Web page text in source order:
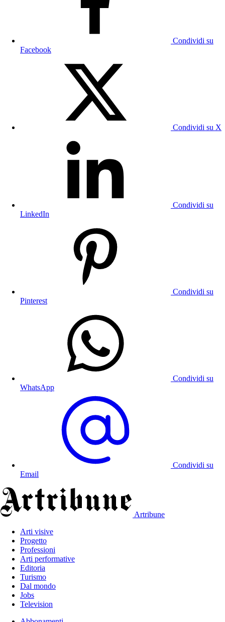
Condividi su
Facebook
Condividi su X
Condividi su
LinkedIn
Condividi su
Pinterest
Condividi su
WhatsApp
Condividi su
Email
Artribune
Arti visive
Progetto
Professioni
Arti performative
Editoria
Turismo
Dal mondo
Jobs
Television